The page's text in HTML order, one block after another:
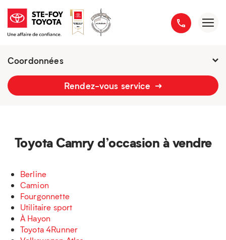
Coordonnées
Présentement ouvert jusqu'à 18h
Rendez-vous service
Toyota Camry d’occasion à vendre
Berline
Camion
Fourgonnette
Utilitaire sport
À Hayon
Toyota 4Runner